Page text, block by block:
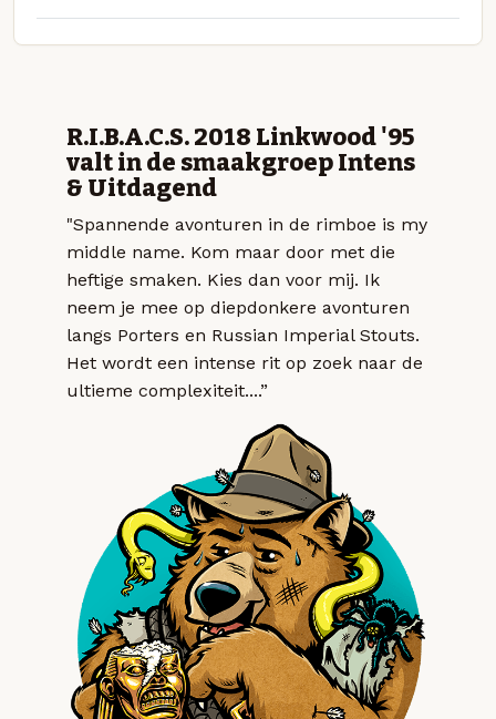
R.I.B.A.C.S. 2018 Linkwood '95
valt in de smaakgroep Intens
& Uitdagend
"Spannende avonturen in de rimboe is my
middle name. Kom maar door met die
heftige smaken. Kies dan voor mij. Ik
neem je mee op diepdonkere avonturen
langs Porters en Russian Imperial Stouts.
Het wordt een intense rit op zoek naar de
ultieme complexiteit....”